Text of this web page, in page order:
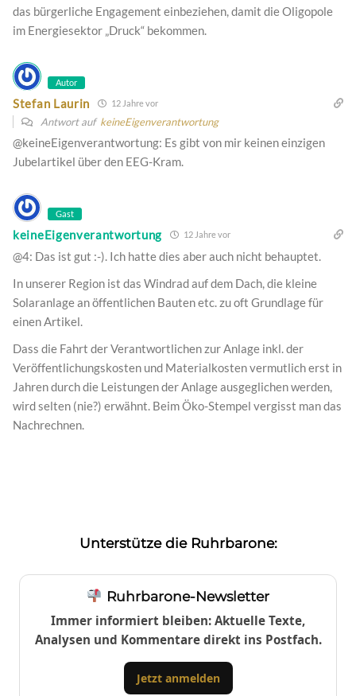
das bürgerliche Engagement einbeziehen, damit die Oligopole
im Energiesektor „Druck“ bekommen.
Autor
Stefan Laurin 12 Jahre vor
Antwort auf keineEigenverantwortung
@keineEigenverantwortung: Es gibt von mir keinen einzigen
Jubelartikel über den EEG-Kram.
Gast
keineEigenverantwortung 12 Jahre vor
@4: Das ist gut :-). Ich hatte dies aber auch nicht behauptet.
In unserer Region ist das Windrad auf dem Dach, die kleine
Solaranlage an öffentlichen Bauten etc. zu oft Grundlage für
einen Artikel.
Dass die Fahrt der Verantwortlichen zur Anlage inkl. der
Veröffentlichungskosten und Materialkosten vermutlich erst in
Jahren durch die Leistungen der Anlage ausgeglichen werden,
wird selten (nie?) erwähnt. Beim Öko-Stempel vergisst man das
Nachrechnen.
Unterstütze die Ruhrbarone:
Ruhrbarone-Newsletter
Immer informiert bleiben: Aktuelle Texte,
Analysen und Kommentare direkt ins Postfach.
Jetzt anmelden